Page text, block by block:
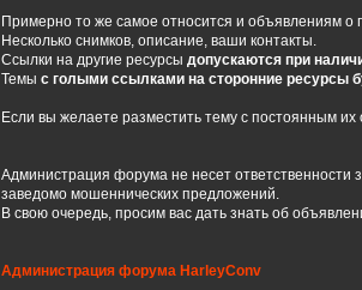
Примерно то же самое относится и объявлениям о
Несколько снимков, описание, ваши контакты.
Ссылки на другие ресурсы допускаются при
Темы с голыми ссылками на сторонние ресурсы
Если вы желаете разместить тему с постоянным
Администрация форума не несет ответственности
заведомо мошеннических предложений.
В свою очередь, просим вас дать знать об
Администрация форума HarleyConv